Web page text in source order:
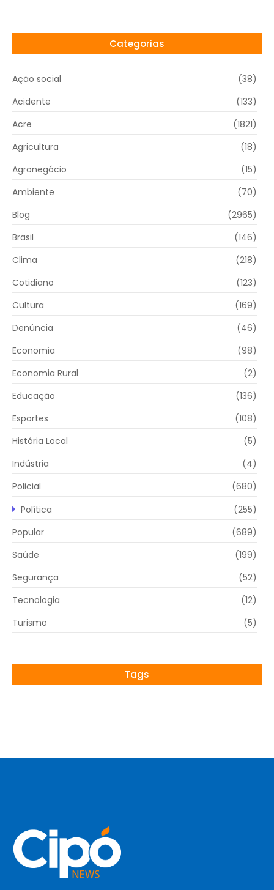
Categorias
Ação social
(38)
Acidente
(133)
Acre
(1821)
Agricultura
(18)
Agronegócio
(15)
Ambiente
(70)
Blog
(2965)
Brasil
(146)
Clima
(218)
Cotidiano
(123)
Cultura
(169)
Denúncia
(46)
Economia
(98)
Economia Rural
(2)
Educação
(136)
Esportes
(108)
História Local
(5)
Indústria
(4)
Policial
(680)
Política
(255)
Popular
(689)
Saúde
(199)
Segurança
(52)
Tecnologia
(12)
Turismo
(5)
Tags